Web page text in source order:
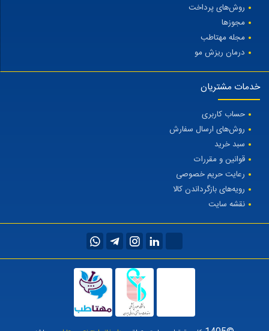
روش‌های پرداخت
مجوزها
مجله مهتاطب
درمان ریزش مو
خدمات مشتریان
حساب کاربری
روش‌های ارسال سفارش
سبد خرید
قوانین و مقررات
رعایت حریم خصوصی
رویه‌های بازگرداندن کالا
نقشه سایت